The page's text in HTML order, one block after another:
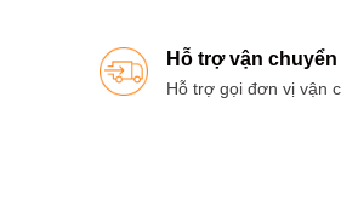
Hỗ trợ vận chuyển
Hỗ trợ gọi đơn vị vận